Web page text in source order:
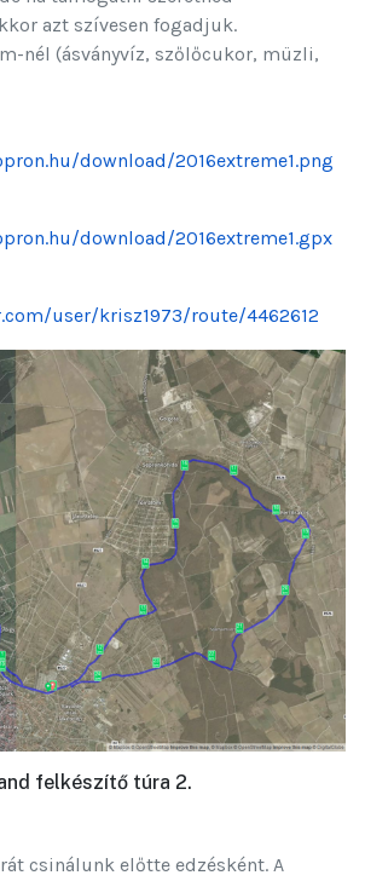
azt szívesen fogadjuk.
nél (ásványvíz, szőlőcukor, müzli,
download/2016extreme1.png
download/2016extreme1.gpx
user/krisz1973/route/4462612
felkészítő túra 2.
csinálunk előtte edzésként. A